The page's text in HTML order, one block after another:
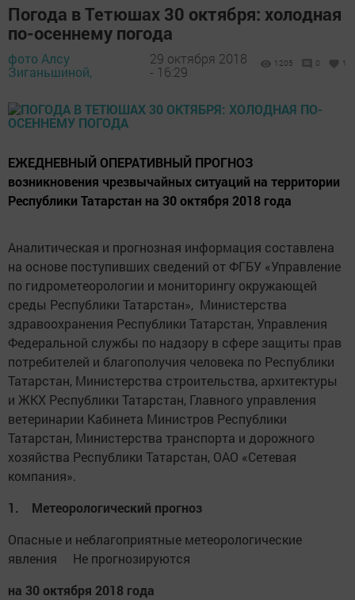
Погода в Тетюшах 30 октября: холодная
по-осеннему погода
фото Алсу
Зиганьшиной,
29 октября 2018
- 16:29
1205 0 1
ЕЖЕДНЕВНЫЙ ОПЕРАТИВНЫЙ ПРОГНОЗ
возникновения чрезвычайных ситуаций на территории
Республики Татарстан на 30 октября 2018 года
Аналитическая и прогнозная информация составлена
на основе поступивших сведений от ФГБУ «Управление
по гидрометеорологии и мониторингу окружающей
среды Республики Татарстан», Министерства
здравоохранения Республики Татарстан, Управления
Федеральной службы по надзору в сфере защиты прав
потребителей и благополучия человека по Республики
Татарстан, Министерства строительства, архитектуры
и ЖКХ Республики Татарстан, Главного управления
ветеринарии Кабинета Министров Республики
Татарстан, Министерства транспорта и дорожного
хозяйства Республики Татарстан, ОАО «Сетевая
компания».
1. Метеорологический прогноз
Опасные и неблагоприятные метеорологические
явления Не прогнозируются
на 30 октября 2018 года